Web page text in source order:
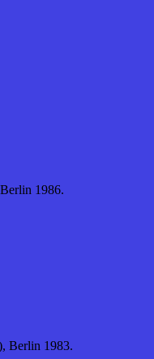
1986.
Berlin 1983.